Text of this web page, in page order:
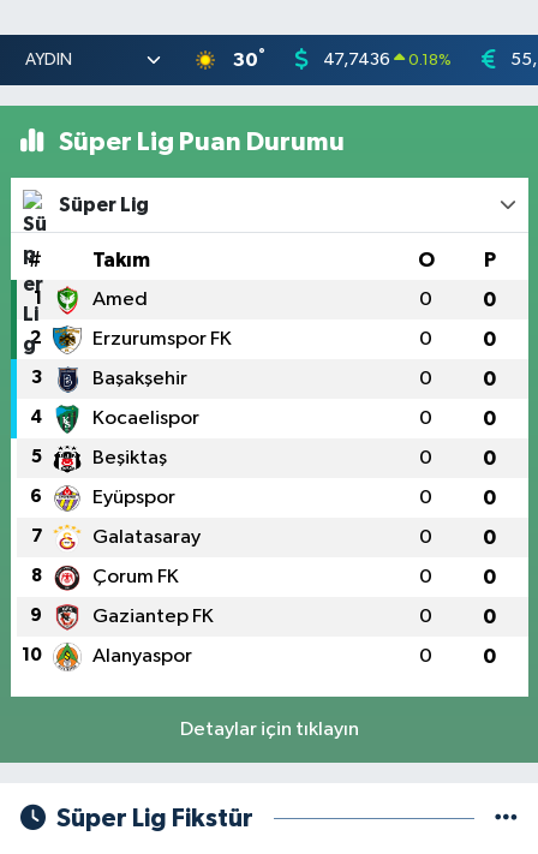
30° 47,7436 0.18%
Süper Lig Puan Durumu
Süper Lig
# Takım O P
1 Amed 0 0
2 Erzurumspor FK 0 0
3 Başakşehir 0 0
4 Kocaelispor 0 0
5 Beşiktaş 0 0
6 Eyüpspor 0 0
7 Galatasaray 0 0
8 Çorum FK 0 0
9 Gaziantep FK 0 0
10 Alanyaspor 0 0
Detaylar için tıklayın
Süper Lig Fikstür